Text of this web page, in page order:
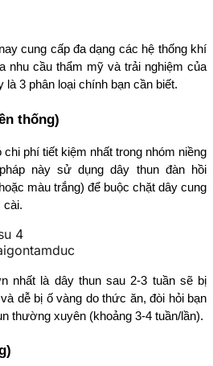
cung cấp đa dạng các hệ thống khí
nhu cầu thẩm mỹ và trải nghiệm của
3 phân loại chính bạn cần biết.
thống)
phí tiết kiệm nhất trong nhóm niềng
này sử dụng dây thun đàn hồi
màu trắng) để buộc chặt dây cung
cài.
nhất là dây thun sau 2-3 tuần sẽ bị
dễ bị ố vàng do thức ăn, đòi hỏi bạn
thường xuyên (khoảng 3-4 tuần/lần).